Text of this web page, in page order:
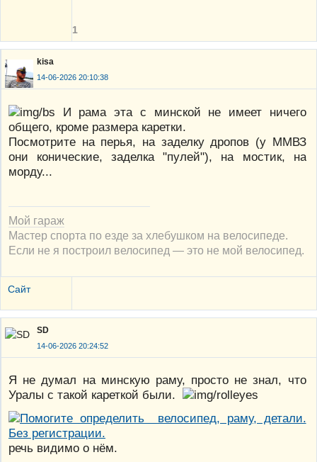
1
kisa
14-06-2026 20:10:38
И рама эта с минской не имеет ничего
общего, кроме размера каретки.
Посмотрите на перья, на заделку дропов (у ММВЗ
они конические, заделка "пулей"), на мостик, на
морду...
Мой гараж
Мастер спорта по езде за хлебушком на велосипеде.
Если не я построил велосипед — это не мой велосипед.
Сайт
SD
14-06-2026 20:24:52
Я не думал на минскую раму, просто не знал, что
Уралы с такой кареткой были.
речь видимо о нём.